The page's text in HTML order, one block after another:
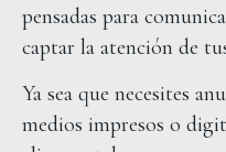
pensadas para
captar la atención de
Ya sea que necesites
medios impresos o